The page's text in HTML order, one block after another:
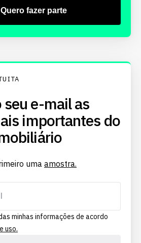
Quero fazer parte
seu e-mail as
importantes do
uma amostra.
minhas informações de acordo
uso.